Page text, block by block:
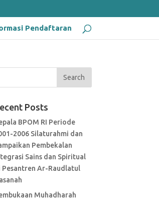
Pendaftaran
Posts
BPOM RI Periode
2006 Silaturahmi dan
Pembekalan
Sains dan Spiritual
Pesantren Ar-Raudlatul
Muhadharah